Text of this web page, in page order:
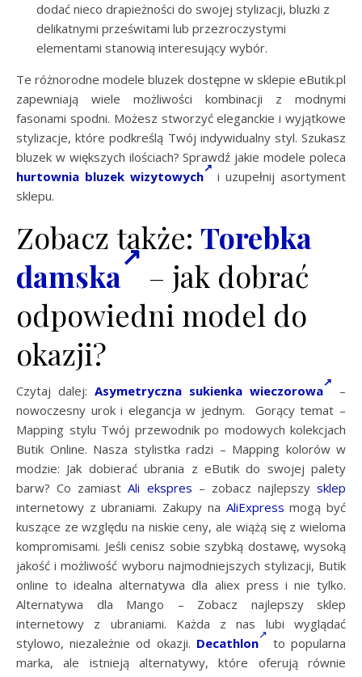
dodać nieco drapieżności do swojej stylizacji, bluzki z
delikatnymi prześwitami lub przezroczystymi
elementami stanowią interesujący wybór.
Te różnorodne modele bluzek dostępne w sklepie eButik.pl
zapewniają wiele możliwości kombinacji z modnymi
fasonami spodni. Możesz stworzyć eleganckie i wyjątkowe
stylizacje, które podkreślą Twój indywidualny styl. Szukasz
bluzek w większych ilościach? Sprawdź jakie modele poleca
hurtownia bluzek wizytowych
i uzupełnij asortyment
sklepu.
Zobacz także: Torebka
damska
– jak dobrać
odpowiedni model do
okazji?
Czytaj dalej: Asymetryczna sukienka wieczorowa
–
nowoczesny urok i elegancja w jednym. Gorący temat –
Mapping stylu Twój przewodnik po modowych kolekcjach
Butik Online. Nasza stylistka radzi – Mapping kolorów w
modzie: Jak dobierać ubrania z eButik do swojej palety
barw? Co zamiastAli ekspres – zobacz najlepszy sklep
internetowy z ubraniami. Zakupy na AliExpress mogą być
kuszące ze względu na niskie ceny, ale wiążą się z wieloma
kompromisami. Jeśli cenisz sobie szybką dostawę, wysoką
jakość i możliwość wyboru najmodniejszych stylizacji, Butik
online to idealna alternatywa dla aliex press i nie tylko.
Alternatywa dla Mango – Zobacz najlepszy sklep
internetowy z ubraniami. Każda z nas lubi wyglądać
stylowo, niezależnie od okazji. Decathlon
to popularna
marka, ale istnieją alternatywy, które oferują równie